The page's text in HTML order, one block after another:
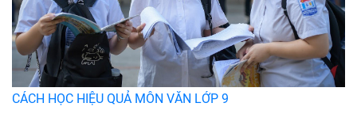
CÁCH HỌC HIỆU QUẢ MÔN VĂN LỚP 9